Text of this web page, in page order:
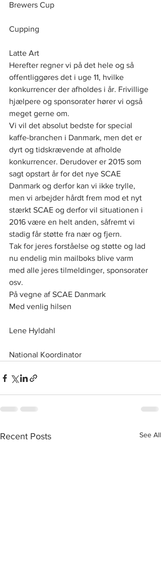
Brewers Cup
Cupping
Latte Art
Herefter regner vi på det hele og så
offentliggøres det i uge 11, hvilke
konkurrencer der afholdes i år. Frivillige
hjælpere og sponsorater hører vi også
meget gerne om.
Vi vil det absolut bedste for special
kaffe-branchen i Danmark, men det er
dyrt og tidskrævende at afholde
konkurrencer. Derudover er 2015 som
sagt opstart år for det nye SCAE
Danmark og derfor kan vi ikke trylle,
men vi arbejder hårdt frem mod et nyt
stærkt SCAE og derfor vil situationen i
2016 være en helt anden, såfremt vi
stadig får støtte fra nær og fjern.
Tak for jeres forståelse og støtte og lad
nu endelig min mailboks blive varm
med alle jeres tilmeldinger, sponsorater
osv.
På vegne af SCAE Danmark
Med venlig hilsen
Lene Hyldahl
National Koordinator
Recent Posts See All